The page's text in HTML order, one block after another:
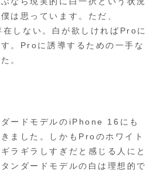
は思っています。ただ、
しない。白が欲しければProに
。Proに誘導するための一手な
。
ードモデルのiPhone 16にも
ました。しかもProのホワイト
ラギラしすぎだと感じる人にと
ンダードモデルの白は理想的で